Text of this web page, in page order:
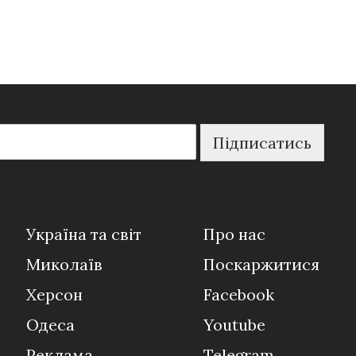
Підписатись
Україна та світ
Миколаїв
Херсон
Одеса
Про нас
Поскаржитися
Facebook
Youtube